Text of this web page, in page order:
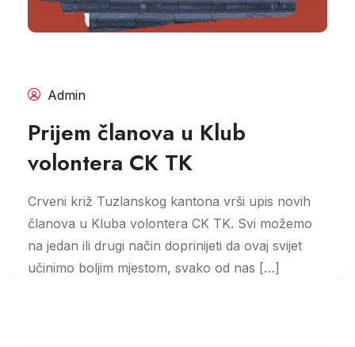
Admin
Prijem članova u Klub
volontera CK TK
Crveni križ Tuzlanskog kantona vrši upis novih
članova u Kluba volontera CK TK. Svi možemo
na jedan ili drugi način doprinijeti da ovaj svijet
učinimo boljim mjestom, svako od nas […]